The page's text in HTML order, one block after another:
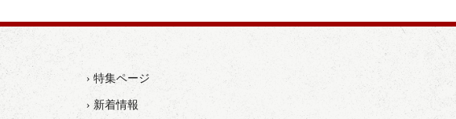
› 特集ページ
› 新着情報